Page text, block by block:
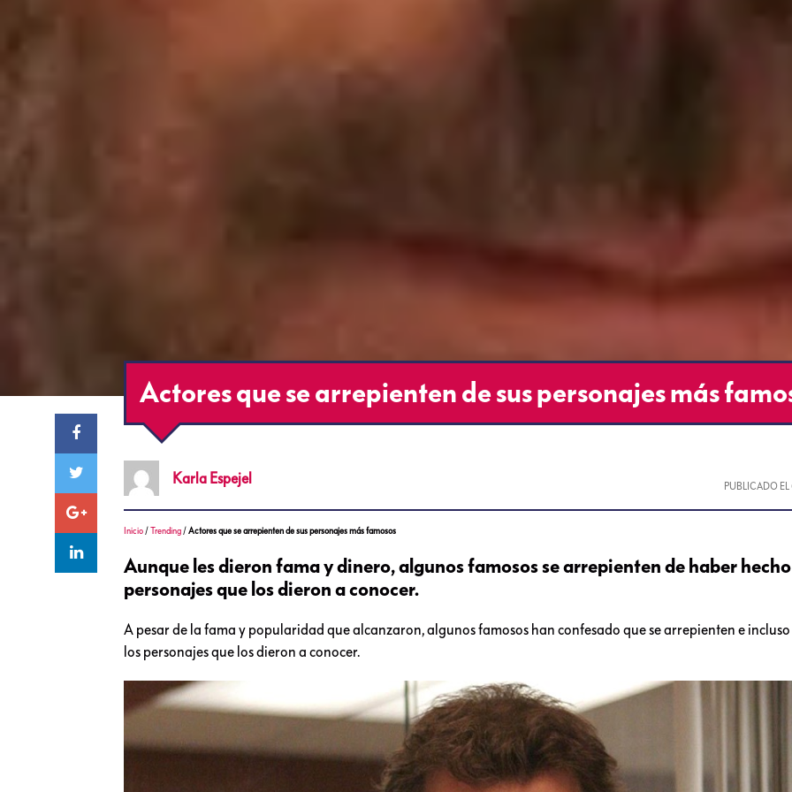
Actores que se arrepienten de sus personajes más
Karla Espejel PUBLICADO EL
Inicio /Trending /Actores que se arrepienten de sus personajes más famosos
Aunque les dieron fama y dinero, algunos famosos se arrepienten de haber
personajes que los dieron a conocer.
A pesar de la fama y popularidad que alcanzaron, algunos famosos han confesado que se arrepienten e
los personajes que los dieron a conocer.